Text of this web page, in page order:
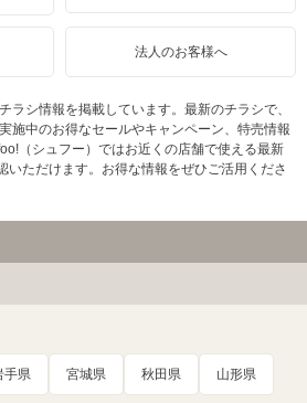
法人のお客様へ
ラシ情報を掲載しています。最新のチラシで、
施中のお得なセールやキャンペーン、特売情報
（シュフー）ではお近くの店舗で使える最新
いただけます。お得な情報をぜひご活用くださ
手県 宮城県 秋田県 山形県